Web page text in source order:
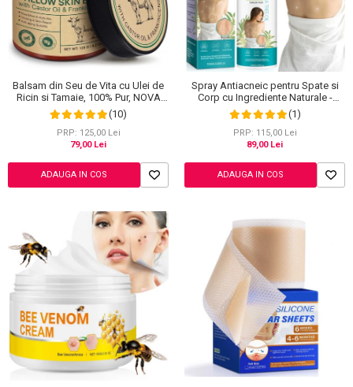
Balsam din Seu de Vita cu Ulei de
Ricin si Tamaie, 100% Pur, NOVA
KISS®, 120 g(10)
PRP: 125,00 Lei
79,00 Lei
ADAUGA IN COS
Spray Antiacneic pentru Spate si
Corp cu Ingrediente Naturale -
Reduce Cosurile si Excesul de
Sebum, 120 ml
(1)
PRP: 115,00 Lei
89,00 Lei
ADAUGA IN COS